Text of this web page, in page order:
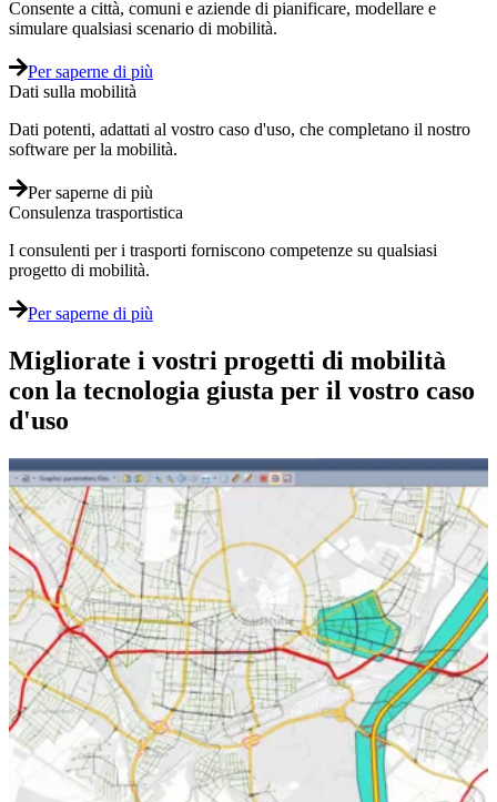
Consente a città, comuni e aziende di pianificare, modellare e
simulare qualsiasi scenario di mobilità.
Per saperne di più
Dati sulla mobilità
Dati potenti, adattati al vostro caso d'uso, che completano il nostro
software per la mobilità.
Per saperne di più
Consulenza trasportistica
I consulenti per i trasporti forniscono competenze su qualsiasi
progetto di mobilità.
Per saperne di più
Migliorate i vostri progetti di mobilità
con la tecnologia giusta per il vostro caso
d'uso